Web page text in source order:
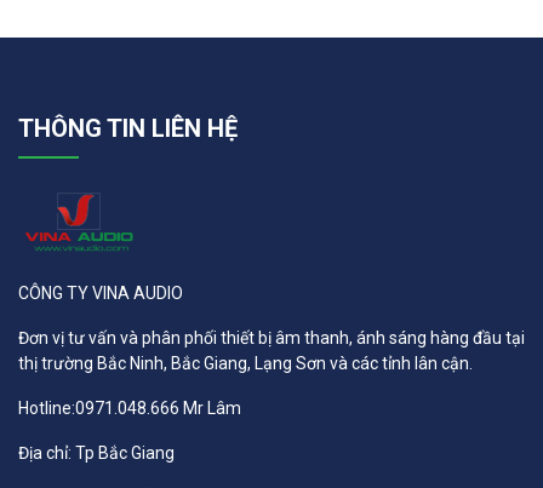
THÔNG TIN LIÊN HỆ
CÔNG TY VINA AUDIO
Đơn vị tư vấn và phân phối thiết bị âm thanh, ánh sáng hàng đầu tại
thị trường Bắc Ninh, Bắc Giang, Lạng Sơn và các tỉnh lân cận.
Hotline:0971.048.666 Mr Lâm
Địa chỉ: Tp Bắc Giang